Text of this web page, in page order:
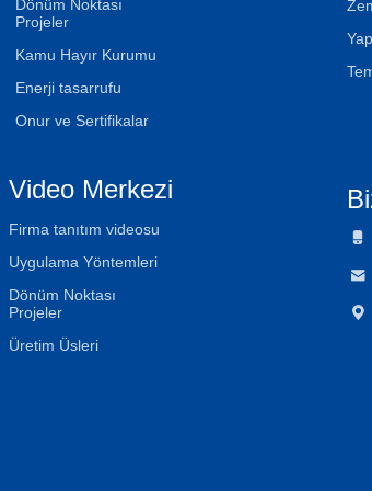
Dönüm Noktası
Projeler
Kamu Hayır Kurumu
Enerji tasarrufu
Onur ve Sertifikalar
Video Merkezi
Firma tanıtım videosu
Uygulama Yöntemleri
Dönüm Noktası
Projeler
Üretim Üsleri


